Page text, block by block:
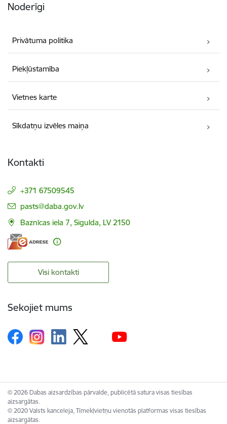
Noderīgi
Privātuma politika
Piekļūstamība
Vietnes karte
Sīkdatņu izvēles maiņa
Kontakti
+371 67509545
E-pasts:
pasts@daba.gov.lv
Baznīcas iela 7, Sigulda, LV 2150
Visi kontakti
Sekojiet mums
© 2026 Dabas aizsardzības pārvalde, publicētā satura visas tiesības
aizsargātas.
© 2020 Valsts kanceleja, Tīmekļvietņu vienotās platformas visas tiesības
aizsargātas.